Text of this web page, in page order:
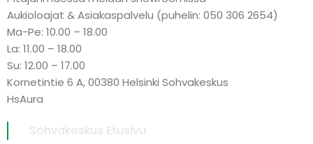
Aukioloajat & Asiakaspalvelu (puhelin: 050 306 2654)
Ma-Pe: 10.00 – 18.00
La: 11.00 – 18.00
Su: 12.00 – 17.00
Kornetintie 6 A, 00380 Helsinki Sohvakeskus
HsAura
Sohvakeskus Etusivu